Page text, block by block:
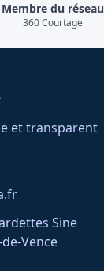
Membre du réseau
360 Courtage
et transparent
Sine
Vence